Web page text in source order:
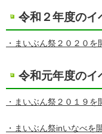
令和２年度のイ
・まいぶん祭２０２０を
令和元年度のイ
・まいぶん祭２０１９を
・まいぶん祭inいなべを